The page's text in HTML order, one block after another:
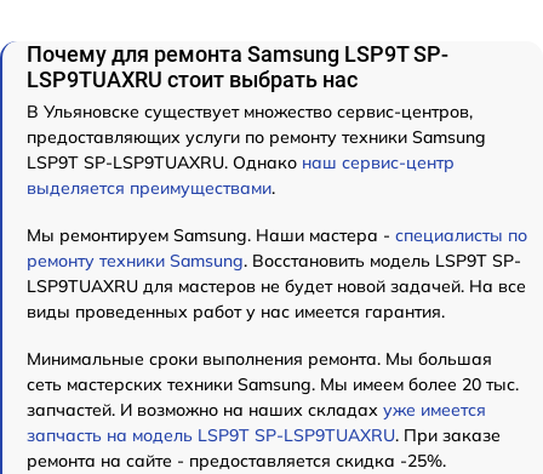
Почему для ремонта Samsung LSP9T SP-
LSP9TUAXRU стоит выбрать нас
В Ульяновске существует множество сервис-центров,
предоставляющих услуги по ремонту техники Samsung
LSP9T SP-LSP9TUAXRU. Однако наш сервис-центр
выделяется преимуществами.
Мы ремонтируем Samsung. Наши мастера - специалисты по
ремонту техники Samsung. Восстановить модель LSP9T SP-
LSP9TUAXRU для мастеров не будет новой задачей. На все
виды проведенных работ у нас имеется гарантия.
Минимальные сроки выполнения ремонта. Мы большая
сеть мастерских техники Samsung. Мы имеем более 20 тыс.
запчастей. И возможно на наших складах уже имеется
запчасть на модель LSP9T SP-LSP9TUAXRU. При заказе
ремонта на сайте - предоставляется скидка -25%.